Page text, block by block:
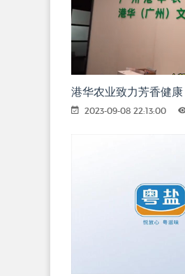
港华农业致力芳香健康
2023-09-08 22:13:00